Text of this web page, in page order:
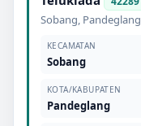
Sobang, Pandeglang
KECAMATAN
Sobang
KOTA/KABUPATEN
Pandeglang